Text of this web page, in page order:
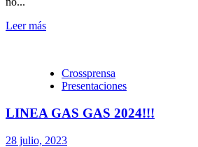
Leer más
Crossprensa
Presentaciones
LINEA GAS GAS 2024!!!
28 julio, 2023